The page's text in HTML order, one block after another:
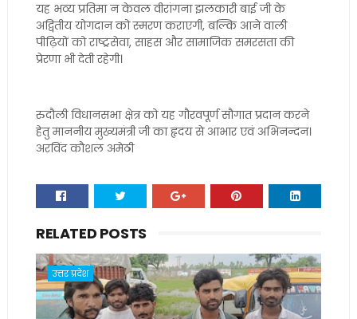
यह भव्य प्रतिमा न केवल वीरांगना झलकारी बाई जी के
अद्वितीय योगदान को स्मरण कराएगी, बल्कि आने वाली
पीढ़ियों को राष्ट्रसेवा, साहस और सामाजिक समरसता की
प्रेरणा भी देती रहेगी।
रुदौली विधानसभा क्षेत्र को यह गौरवपूर्ण सौगात प्रदान करने
हेतु माननीय मुख्यमंत्री जी का हृदय से आभार एवं अभिनन्दन।
अरविंद कौशल अमेठी
RELATED POSTS
उत्तर प्रदेश